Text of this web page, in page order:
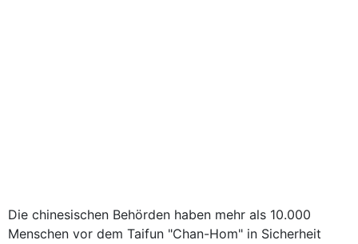
Die chinesischen Behörden haben mehr als 10.000
Menschen vor dem Taifun "Chan-Hom" in Sicherheit